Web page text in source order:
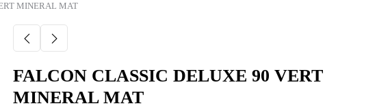
MINERAL MAT
FALCON CLASSIC DELUXE 90 VERT
MINERAL MAT